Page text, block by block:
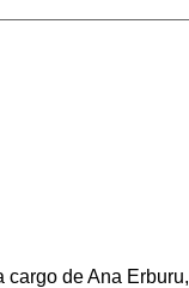
de Ana Erburu,